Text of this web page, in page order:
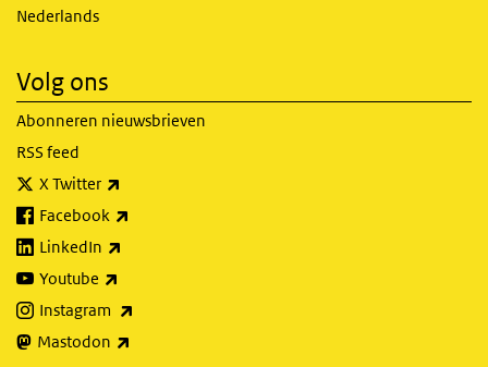
Nederlands
Volg ons
Abonneren nieuwsbrieven
RSS feed
X Twitter
Facebook
LinkedIn
Youtube
Instagram
Mastodon